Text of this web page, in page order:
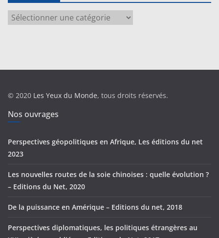
a
e
s
© 2020 Les Yeux du Monde, tous droits réservés.
Nos ouvrages
Perspectives géopolitiques en Afrique, Les éditions du net
2023
Les nouvelles routes de la soie chinoises : quelle évolution ?
– Editions du Net, 2020
De la puissance en Amérique – Editions du net, 2018
Perspectives diplomatiques, les politiques étrangères au